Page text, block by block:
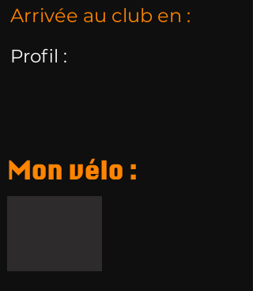
Arrivée au club en :
Profil :
Mon vélo :